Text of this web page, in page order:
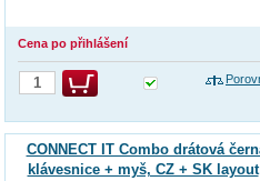
Cena po přihlášení
CONNECT IT Combo drátová
klávesnice + myš, CZ + SK layout